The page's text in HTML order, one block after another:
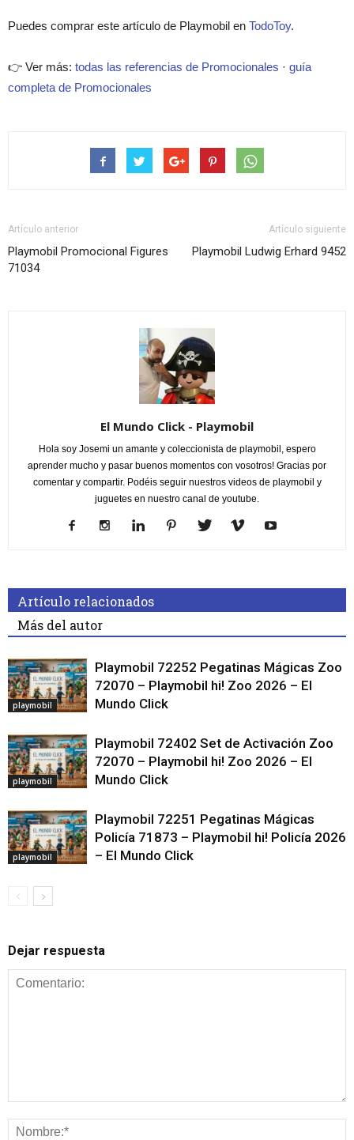
Puedes comprar este artículo de Playmobil en TodoToy.
👉 Ver más: todas las referencias de Promocionales · guía
completa de Promocionales
Artículo anterior
Playmobil Promocional Figures
71034
Artículo siguiente
Playmobil Ludwig Erhard 9452
El Mundo Click - Playmobil
Hola soy Josemi un amante y coleccionista de playmobil, espero
aprender mucho y pasar buenos momentos con vosotros! Gracias por
comentar y compartir. Podéis seguir nuestros videos de playmobil y
juguetes en nuestro canal de youtube.
Artículo relacionados
Más del autor
playmobil
Playmobil 72252 Pegatinas Mágicas Zoo
72070 – Playmobil hi! Zoo 2026 – El
Mundo Click
playmobil
Playmobil 72402 Set de Activación Zoo
72070 – Playmobil hi! Zoo 2026 – El
Mundo Click
playmobil
Playmobil 72251 Pegatinas Mágicas
Policía 71873 – Playmobil hi! Policía 2026
– El Mundo Click
Dejar respuesta